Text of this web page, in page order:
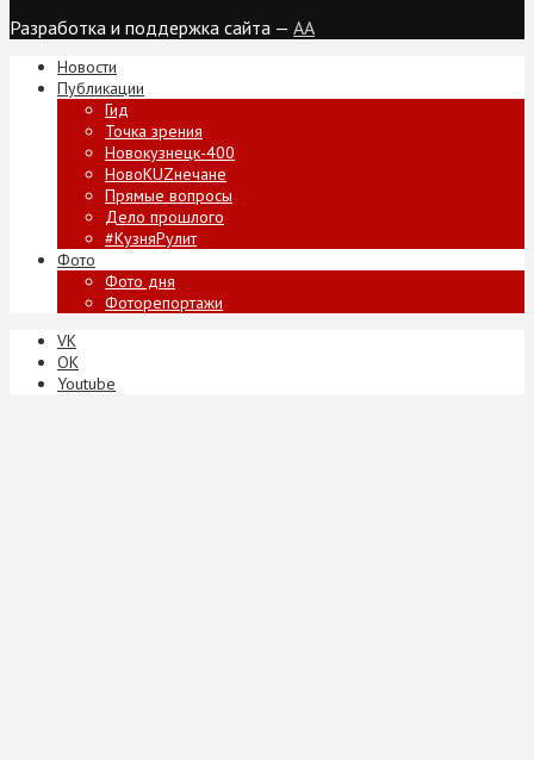
Разработка и поддержка сайта — AA
Новости
Публикации
Гид
Точка зрения
Новокузнецк-400
НовоKUZнечане
Прямые вопросы
Дело прошлого
#КузняРулит
Фото
Фото дня
Фоторепортажи
VK
ОК
Youtube